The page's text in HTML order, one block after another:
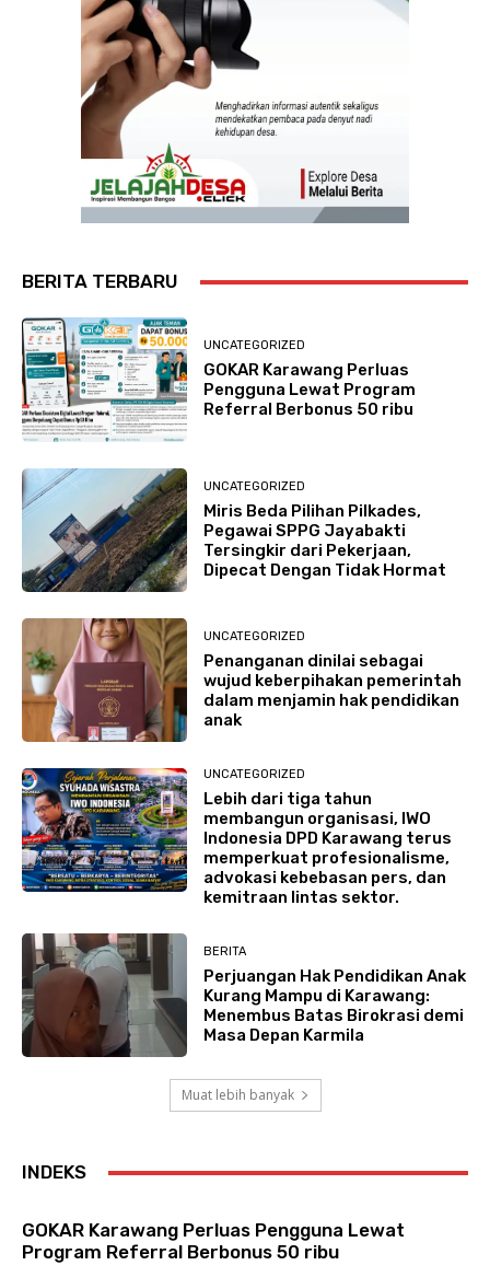
BERITA TERBARU
UNCATEGORIZED
GOKAR Karawang Perluas
Pengguna Lewat Program
Referral Berbonus 50 ribu
UNCATEGORIZED
Miris Beda Pilihan Pilkades,
Pegawai SPPG Jayabakti
Tersingkir dari Pekerjaan,
Dipecat Dengan Tidak Hormat
UNCATEGORIZED
Penanganan dinilai sebagai
wujud keberpihakan pemerintah
dalam menjamin hak pendidikan
anak
UNCATEGORIZED
Lebih dari tiga tahun
membangun organisasi, IWO
Indonesia DPD Karawang terus
memperkuat profesionalisme,
advokasi kebebasan pers, dan
kemitraan lintas sektor.
BERITA
Perjuangan Hak Pendidikan Anak
Kurang Mampu di Karawang:
Menembus Batas Birokrasi demi
Masa Depan Karmila
Muat lebih banyak
INDEKS
GOKAR Karawang Perluas Pengguna Lewat
Program Referral Berbonus 50 ribu